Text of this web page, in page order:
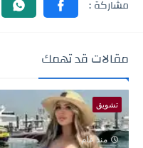
مقالات قد تهمك
تشويق
منذ عام